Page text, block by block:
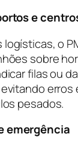
e
logísticas, o
sobre
filas ou
erros
pesados.
emergência